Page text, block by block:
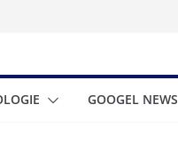
GOOGEL NEWS